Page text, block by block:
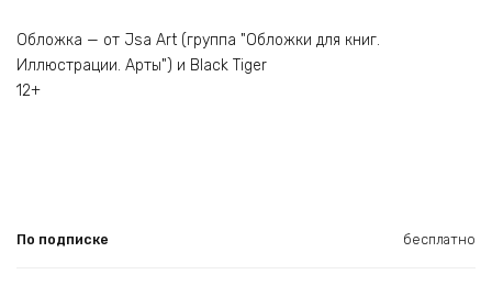
Обложка — от Jsa Art (группа "Обложки для книг.
Иллюстрации. Арты") и Black Tiger
12+
По подписке бесплатно